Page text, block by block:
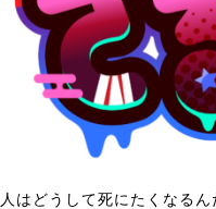
人はどうして死にたくなるん